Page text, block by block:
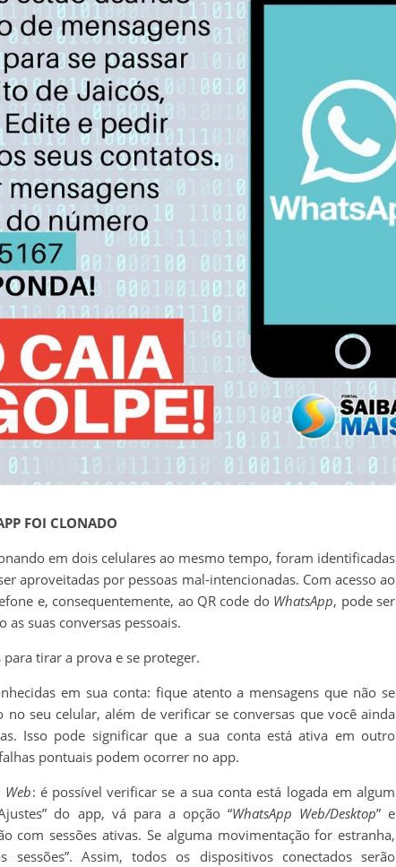
FOI CLONADO
em dois celulares ao mesmo tempo, foram identificadas
aproveitadas por pessoas mal-intencionadas. Com acesso ao
e, consequentemente, ao QR code do WhatsApp, pode ser
as suas conversas pessoais.
tirar a prova e se proteger.
em sua conta: fique atento a mensagens que não se
seu celular, além de verificar se conversas que você ainda
Isso pode significar que a sua conta está ativa em outro
pontuais podem ocorrer no app.
Web: é possível verificar se a sua conta está logada em algum
do app, vá para a opção “WhatsApp Web/Desktop” e
com sessões ativas. Se alguma movimentação for estranha,
sessões”. Assim, todos os dispositivos conectados serão